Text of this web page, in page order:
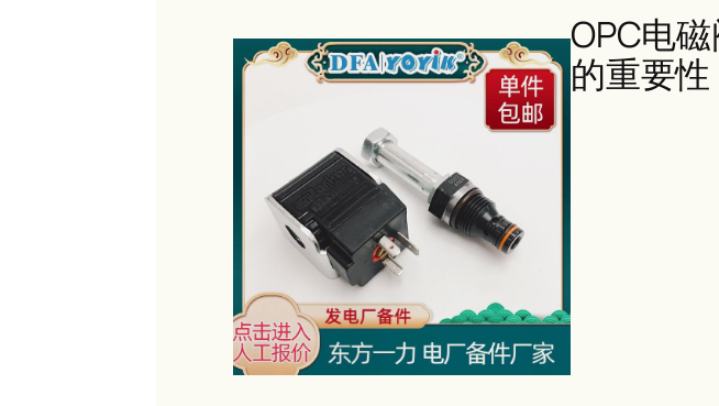
OPC电
的重要性